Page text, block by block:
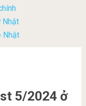
Nhật
Nhật
5/2024 ở